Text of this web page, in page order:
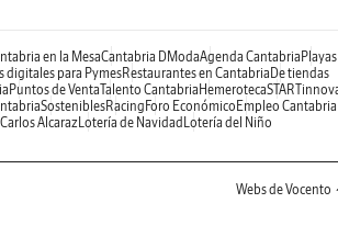
en la MesaCantabria DModaAgenda CantabriaPlayas
digitales para PymesRestaurantes en CantabriaDe tiendas
Puntos de VentaTalento CantabriaHemeroteca
SosteniblesRacingForo EconómicoEmpleo Cantabria
Carlos AlcarazLotería de NavidadLotería del Niño
Webs de Vocento